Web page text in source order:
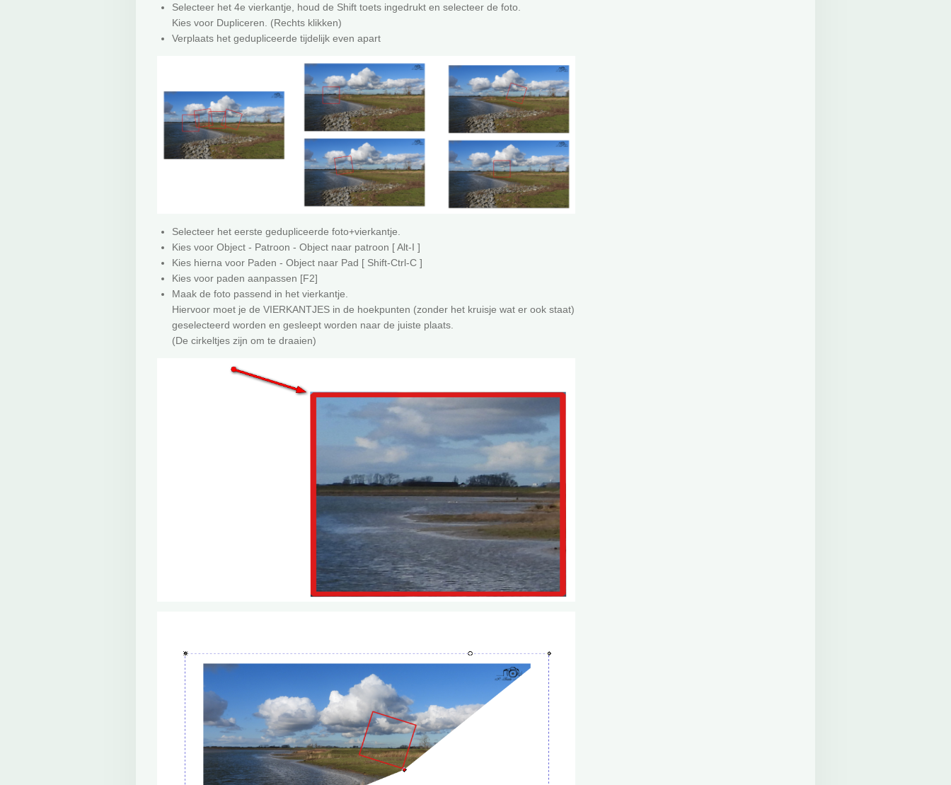
Selecteer het 4e vierkantje, houd de Shift toets ingedrukt en selecteer de foto.
Kies voor Dupliceren. (Rechts klikken)
Verplaats het gedupliceerde tijdelijk even apart
Selecteer het eerste gedupliceerde foto+vierkantje.
Kies voor Object - Patroon - Object naar patroon [ Alt-I ]
Kies hierna voor Paden - Object naar Pad [ Shift-Ctrl-C ]
Kies voor paden aanpassen [F2]
Maak de foto passend in het vierkantje.
Hiervoor moet je de VIERKANTJES in de hoekpunten (zonder het kruisje wat er ook staat)
geselecteerd worden en gesleept worden naar de juiste plaats.
(De cirkeltjes zijn om te draaien)